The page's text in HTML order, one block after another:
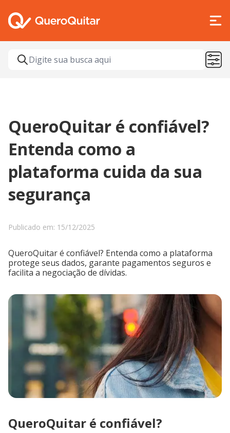
QueroQuitar é confiável?
Entenda como a
plataforma cuida da sua
segurança
Publicado em: 15/12/2025
QueroQuitar é confiável? Entenda como a plataforma
protege seus dados, garante pagamentos seguros e
facilita a negociação de dívidas.
QueroQuitar é confiável?